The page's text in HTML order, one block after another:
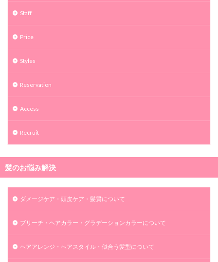
Staff
Price
Styles
Reservation
Access
Recruit
髪のお悩み解決
ダメージケア・頭皮ケア・髪質について
ブリーチ・ヘアカラー・グラデーションカラーについて
ヘアアレンジ・ヘアスタイル・似合う髪型について